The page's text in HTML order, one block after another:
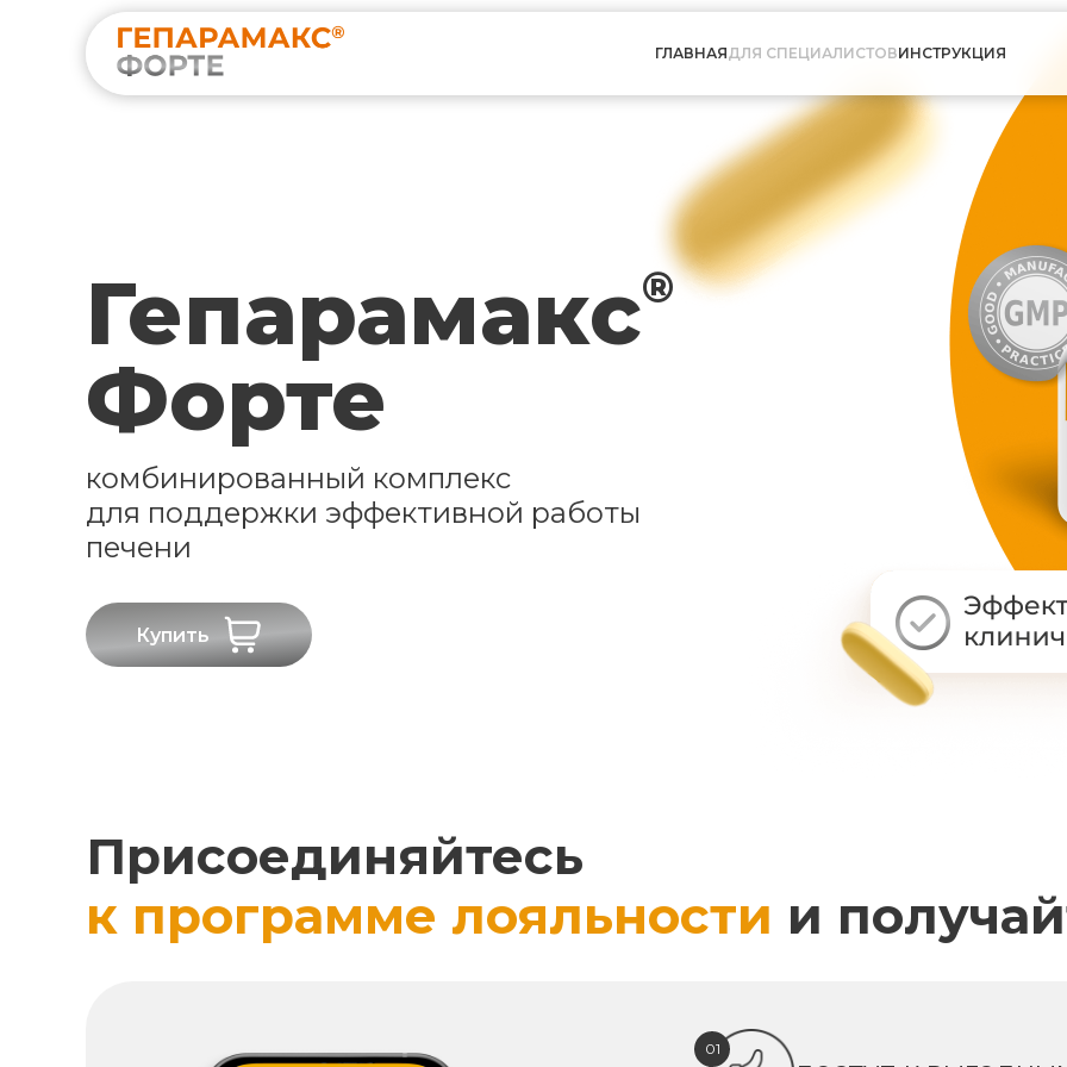
ГЛАВНАЯДЛЯ СПЕЦИАЛИСТОВИНСТРУКЦИЯ
Гепарамакс®
Форте
комбинированный комплекс
для поддержки эффективной работы
печени
Купить
Присоединяйтесь
к программе лояльности и
01